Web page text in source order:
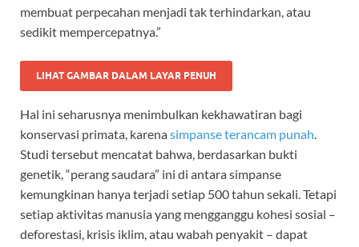
membuat perpecahan menjadi tak terhindarkan, atau
sedikit mempercepatnya.”
LIHAT GAMBAR DALAM LAYAR PENUH
Hal ini seharusnya menimbulkan kekhawatiran bagi
konservasi primata, karenasimpanse terancam punah.
Studi tersebut mencatat bahwa, berdasarkan bukti
genetik, “perang saudara” ini di antara simpanse
kemungkinan hanya terjadi setiap 500 tahun sekali. Tetapi
setiap aktivitas manusia yang mengganggu kohesi sosial –
deforestasi, krisis iklim, atau wabah penyakit – dapat